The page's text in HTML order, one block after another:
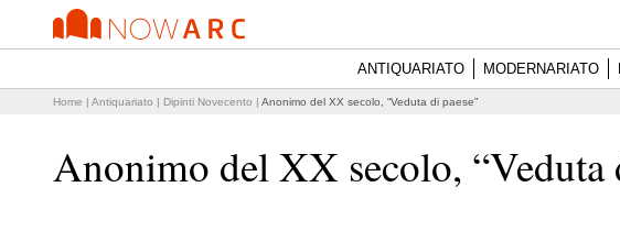
ANTIQUARIATO MODERNARIATO
Home | Antiquariato | Dipinti Novecento | Anonimo del XX secolo, “Veduta di paese”
Anonimo del XX secolo, “Veduta